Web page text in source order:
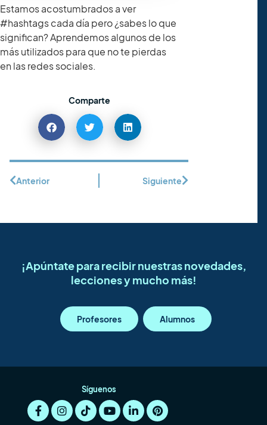
Estamos acostumbrados a ver
#hashtags cada día pero ¿sabes lo que
significan? Aprendemos algunos de los
más utilizados para que no te pierdas
en las redes sociales.
Comparte
Anterior Siguiente
¡Apúntate para recibir nuestras novedades,
lecciones y mucho más!
Profesores Alumnos
Síguenos